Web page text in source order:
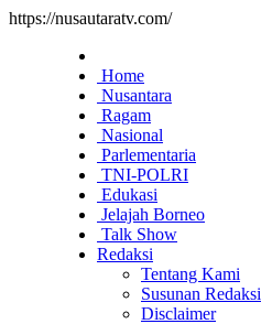
https://nusautaratv.com/
Home
Nusantara
Ragam
Nasional
Parlementaria
TNI-POLRI
Edukasi
Jelajah Borneo
Talk Show
Redaksi
Tentang Kami
Susunan Redaksi
Disclaimer